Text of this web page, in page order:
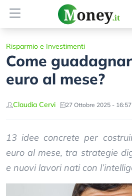
Risparmio e Investimenti
Come
euro al mese?
Claudia Cervi 27 Ottobre 2025 - 16:57
13 idee concrete per
euro al mese, tra strategie
e nuovi lavori nati con